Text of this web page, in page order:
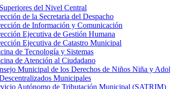
del Nivel Central
de la Secretaria del Despacho
de Información y Comunicación
Ejecutiva de Gestión Humana
Ejecutiva de Catastro Municipal
de Tecnología y Sistemas
de Atención al Ciudadano
Municipal de los Derechos de Niños Niña y
Municipales
Autónomo de Tributación Municipal (SATRIM)